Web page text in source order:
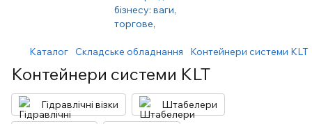
Каталог Складське обладнання Контейнери системи KLT
Контейнери системи KLT
Гідравлічні візки Штабелери